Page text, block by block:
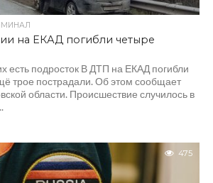
на ЕКАД погибли четыре
есть подросток В ДТП на ЕКАД погибли
трое пострадали. Об этом сообщает
области. Происшествие случилось в
475